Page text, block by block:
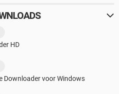
HD
Downloader voor Windows